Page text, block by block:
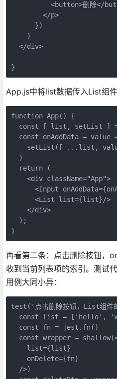
<button>删除</
        </p>
      })
    }
  </div>
}
App.js中将list数据传入List组件
function App() {
const [ list, setList ]
const onAddData = value
setList([ ...list,
  }
  return (
    <div className="App">
<Input
      <List list={list}/>
    </div>
  );
}
再看第二条：点击删除按钮，
收到当前列表项的索引。测试
用例大同小异：
test('点击删除按钮，List组件
const list = ['hello',
  const fn = jest.fn()
const wrapper =
    list={list}
    onDelete={fn}
  />)